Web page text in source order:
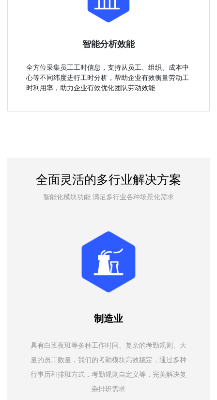
智能分析效能
全方位采集员工工时信息，支持从员工、组织、成本中
心等不同纬度进行工时分析，帮助企业有效衡量劳动工
时利用率，助力企业有效优化团队劳动效能
全面灵活的多行业解决方案
智能化模块功能 满足多行业各种场景化需求
制造业
具有白班夜班等多种工作时间、复杂的考勤规则、大
量的员工数量，我们的考勤模块高效稳定，通过多种
行事历和排班方式，考勤规则自定义等，完美解决复
杂排班需求